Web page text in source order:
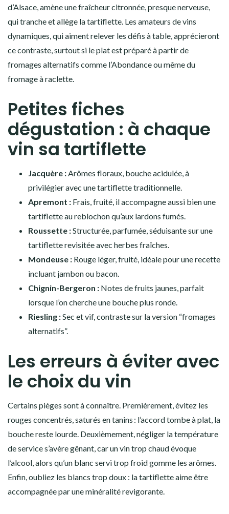
d’Alsace, amène une fraîcheur citronnée, presque nerveuse,
qui tranche et allège la tartiflette. Les amateurs de vins
dynamiques, qui aiment relever les défis à table, apprécieront
ce contraste, surtout si le plat est préparé à partir de
fromages alternatifs comme l’Abondance ou même du
fromage à raclette.
Petites fiches
dégustation : à chaque
vin sa tartiflette
Jacquère : Arômes floraux, bouche acidulée, à
privilégier avec une tartiflette traditionnelle.
Apremont : Frais, fruité, il accompagne aussi bien une
tartiflette au reblochon qu’aux lardons fumés.
Roussette :Structurée, parfumée, séduisante sur une
tartiflette revisitée avec herbes fraîches.
Mondeuse : Rouge léger, fruité, idéale pour une recette
incluant jambon ou bacon.
Chignin-Bergeron : Notes de fruits jaunes, parfait
lorsque l’on cherche une bouche plus ronde.
Riesling :Sec et vif, contraste sur la version “fromages
alternatifs”.
Les erreurs à éviter avec
le choix du vin
Certains pièges sont à connaître. Premièrement, évitez les
rouges concentrés, saturés en tanins : l’accord tombe à plat, la
bouche reste lourde. Deuxièmement, négliger la température
de service s’avère gênant, car un vin trop chaud évoque
l’alcool, alors qu’un blanc servi trop froid gomme les arômes.
Enfin, oubliez les blancs trop doux : la tartiflette aime être
accompagnée par une minéralité revigorante.